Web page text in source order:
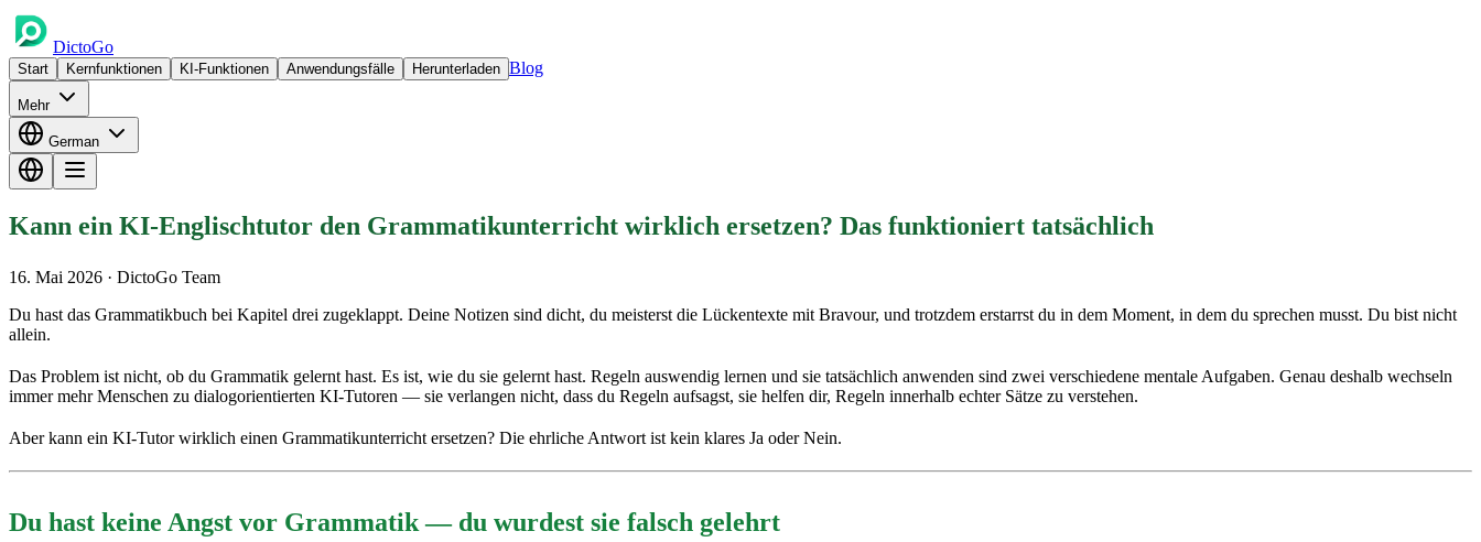
DictoGo
Start Kernfunktionen KI-Funktionen Anwendungsfälle Herunterladen Blog
Mehr
German
Kann ein KI-Englischtutor den Grammatikunterricht wirklich ersetzen? Das funktioniert tatsächlich
16. Mai 2026 · DictoGo Team
Du hast das Grammatikbuch bei Kapitel drei zugeklappt. Deine Notizen sind dicht, du meisterst die Lückentexte mit Bravour, und trotzdem erstarrst du in dem Moment, in dem du sprechen musst. Du bist nicht
allein.
Das Problem ist nicht, ob du Grammatik gelernt hast. Es ist, wie du sie gelernt hast. Regeln auswendig lernen und sie tatsächlich anwenden sind zwei verschiedene mentale Aufgaben. Genau deshalb wechseln
immer mehr Menschen zu dialogorientierten KI-Tutoren — sie verlangen nicht, dass du Regeln aufsagst, sie helfen dir, Regeln innerhalb echter Sätze zu verstehen.
Aber kann ein KI-Tutor wirklich einen Grammatikunterricht ersetzen? Die ehrliche Antwort ist kein klares Ja oder Nein.
Du hast keine Angst vor Grammatik — du wurdest sie falsch gelehrt